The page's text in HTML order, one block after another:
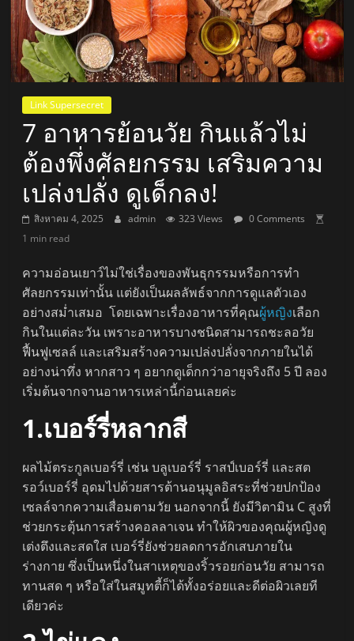
Link Supersecret
7 อาหารย้อนวัย กินแล้วไม่
ต้องพึ่งศัลยกรรม เสริมความ
เปล่งปลั่ง ดูเด็กลง!
สิงหาคม 4, 2025 admin 323 Views
0 Comments
1 min read
ความอ่อนเยาว์ไม่ใช่เรื่องของพันธุกรรมหรือการทำ
ศัลยกรรมเท่านั้น แต่ยังเป็นผลลัพธ์จากการดูแลตัวเอง
อย่างสม่ำเสมอ โดยเฉพาะเรื่องอาหารที่คุณผู้หญิงเลือก
กินในแต่ละวัน เพราะอาหารบางชนิดสามารถชะลอวัย
ฟื้นฟูเซลล์ และเสริมสร้างความเปล่งปลั่งจากภายในได้
อย่างน่าทึ่ง หากสาว ๆ อยากดูเด็กกว่าอายุจริงถึง 5 ปี ลอง
เริ่มต้นจากจานอาหารเหล่านี้ก่อนเลยค่ะ
1.เบอร์รี่หลากสี
ผลไม้ตระกูลเบอร์รี่ เช่น บลูเบอร์รี่ ราสป์เบอร์รี่ และสต
รอว์เบอร์รี่ อุดมไปด้วยสารต้านอนุมูลอิสระที่ช่วยปกป้อง
เซลล์จากความเสื่อมตามวัย นอกจากนี้ ยังมีวิตามิน C สูงที่
ช่วยกระตุ้นการสร้างคอลลาเจน ทำให้ผิวของคุณผู้หญิงดู
เต่งตึงและสดใส เบอร์รี่ยังช่วยลดการอักเสบภายใน
ร่างกาย ซึ่งเป็นหนึ่งในสาเหตุของริ้วรอยก่อนวัย สามารถ
ทานสด ๆ หรือใส่ในสมูทตี้ก็ได้ทั้งอร่อยและดีต่อผิวเลยที
เดียวค่ะ